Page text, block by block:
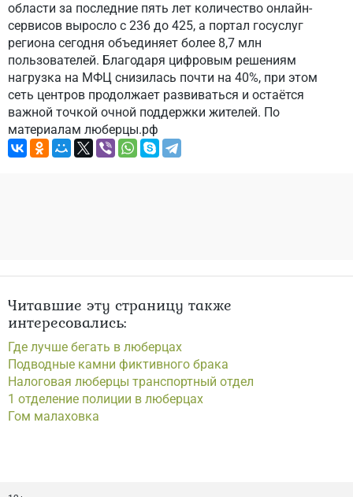
области за последние пять лет количество онлайн-
сервисов выросло с 236 до 425, а портал госуслуг
региона сегодня объединяет более 8,7 млн
пользователей. Благодаря цифровым решениям
нагрузка на МФЦ снизилась почти на 40%, при этом
сеть центров продолжает развиваться и остаётся
важной точкой очной поддержки жителей. По
материалам люберцы.рф
Читавшие эту страницу также
интересовались:
Где лучше бегать в люберцах
Подводные камни фиктивного брака
Налоговая люберцы транспортный отдел
1 отделение полиции в люберцах
Гом малаховка